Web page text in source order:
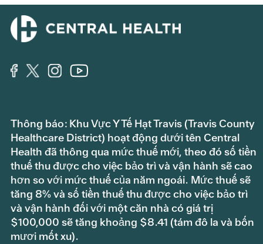
Thông báo: Khu Vực Y Tế Hạt Travis (Travis County
Healthcare District) hoạt động dưới tên Central
Health đã thông qua mức thuế mới, theo đó số tiền
thuế thu được cho việc bảo trì và vận hành sẽ cao
hơn so với mức thuế của năm ngoái. Mức thuế sẽ
tăng 8% và số tiền thuế thu được cho việc bảo trì
và vận hành đối với một căn nhà có giá trị
$100,000 sẽ tăng khoảng $8.41 (tám đô la và bốn
mươi mốt xu).